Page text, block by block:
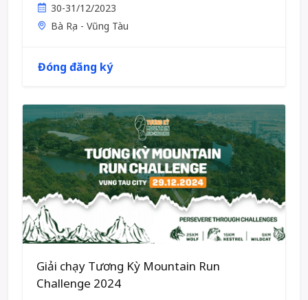
30-31/12/2023
Bà Rịa - Vũng Tàu
Đóng đăng ký
Giải chạy Tương Kỳ Mountain Run
Challenge 2024